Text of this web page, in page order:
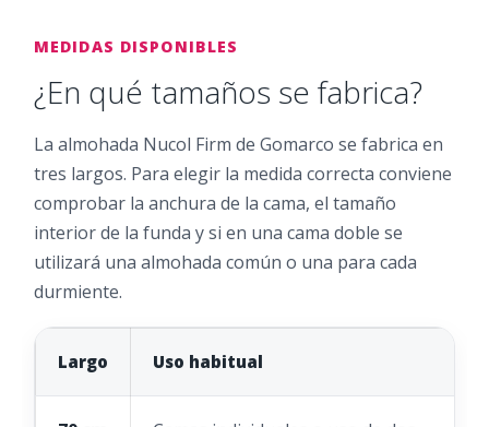
MEDIDAS DISPONIBLES
¿En qué tamaños se fabrica?
La almohada Nucol Firm de Gomarco se fabrica en
tres largos. Para elegir la medida correcta conviene
comprobar la anchura de la cama, el tamaño
interior de la funda y si en una cama doble se
utilizará una almohada común o una para cada
durmiente.
Largo Uso habitual